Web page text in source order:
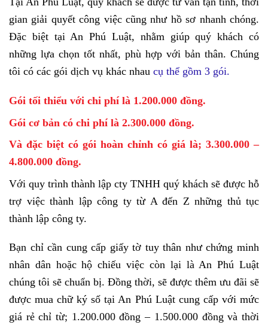
gian giải quyết công việc cũng như hồ sơ nhanh chóng.
Đặc biệt tại An Phú Luật, nhằm giúp quý khách có
những lựa chọn tốt nhất, phù hợp với bản thân. Chúng
tôi có các gói dịch vụ khác nhau cụ thể gồm 3 gói.
Gói tối thiểu với chi phí là 1.200.000 đồng.
Gói cơ bản có chi phí là 2.300.000 đồng.
Và đặc biệt có gói hoàn chỉnh có giá là; 3.300.000 –
4.800.000 đồng.
Với quy trình thành lập cty TNHH quý khách sẽ được hỗ
trợ việc thành lập công ty từ A đến Z những thủ tục
thành lập công ty.
Bạn chỉ cần cung cấp giấy tờ tuy thân như chứng minh
nhân dân hoặc hộ chiếu việc còn lại là An Phú Luật
chúng tôi sẽ chuẩn bị. Đồng thời, sẽ được thêm ưu đãi sẽ
được mua chữ ký số tại An Phú Luật cung cấp với mức
giá rẻ chỉ từ; 1.200.000 đồng – 1.500.000 đồng và thời